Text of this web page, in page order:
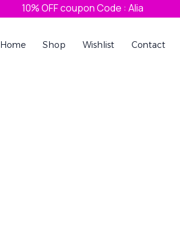
10% OFF coupon Code : Alia
Home Shop Wishlist Contact